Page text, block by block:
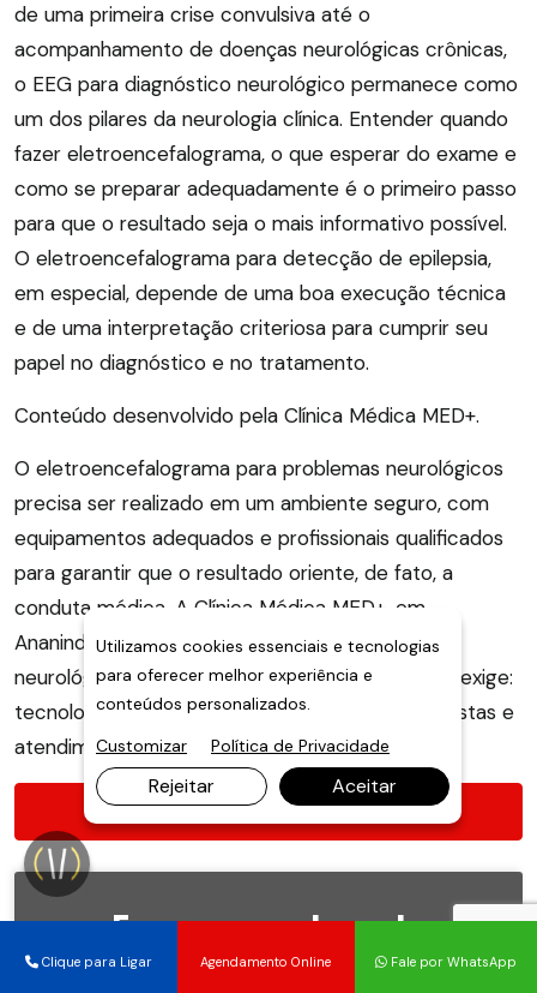
de uma primeira crise convulsiva até o
acompanhamento de doenças neurológicas crônicas,
o EEG para diagnóstico neurológico permanece como
um dos pilares da neurologia clínica. Entender quando
fazer eletroencefalograma, o que esperar do exame e
como se preparar adequadamente é o primeiro passo
para que o resultado seja o mais informativo possível.
O eletroencefalograma para detecção de epilepsia,
em especial, depende de uma boa execução técnica
e de uma interpretação criteriosa para cumprir seu
papel no diagnóstico e no tratamento.
Conteúdo desenvolvido pela Clínica Médica MED+.
O eletroencefalograma para problemas neurológicos
precisa ser realizado em um ambiente seguro, com
equipamentos adequados e profissionais qualificados
para garantir que o resultado oriente, de fato, a
conduta médica. A Clínica Médica MED+, em
Ananindeua, oferece o EEG para diagnóstico
neurológico com toda a estrutura que o exame exige:
tecnologia de ponta, laudo emitido por especialistas e
atendimento personalizado do início ao fim.
Agendamento Online
Faça seu agendamento
Preencha o formulário abaixo
Clique para Ligar Agendamento Online Fale por WhatsApp
Utilizamos cookies essenciais e tecnologias
para oferecer melhor experiência e
conteúdos personalizados.
Customizar
Política de Privacidade
Rejeitar Aceitar